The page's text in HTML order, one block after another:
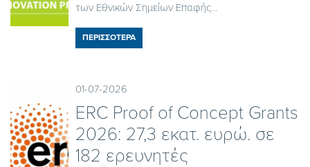
των Εθνικών Σημείων Επαφής...
ΠΕΡΙΣΣΟΤΕΡΑ
01-07-2026
ERC Proof of Concept Grants
2026: 27,3 εκατ. ευρώ. σε
182 ερευνητές